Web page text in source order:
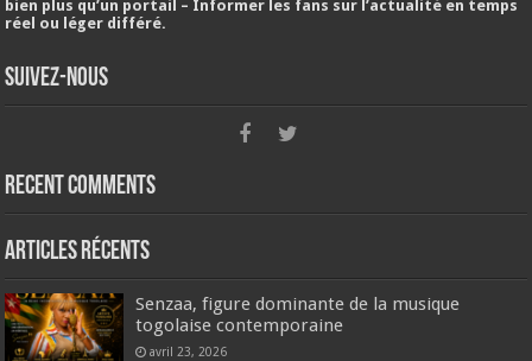
bien plus qu’un portail – Informer les fans sur l’actualité en temps
réel ou léger différé.
Suivez-nous
Recent Comments
Articles récents
Senzaa, figure dominante de la musique
togolaise contemporaine
avril 23, 2026